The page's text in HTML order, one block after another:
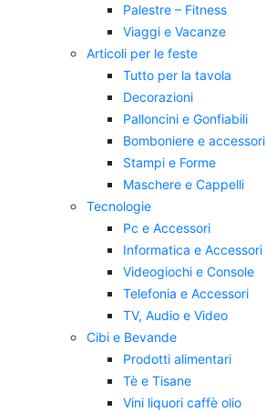
Palestre – Fitness
Viaggi e Vacanze
Articoli per le feste
Tutto per la tavola
Decorazioni
Palloncini e Gonfiabili
Bomboniere e accessori
Stampi e Forme
Maschere e Cappelli
Tecnologie
Pc e Accessori
Informatica e Accessori
Videogiochi e Console
Telefonia e Accessori
TV, Audio e Video
Cibi e Bevande
Prodotti alimentari
Tè e Tisane
Vini liquori caffè olio